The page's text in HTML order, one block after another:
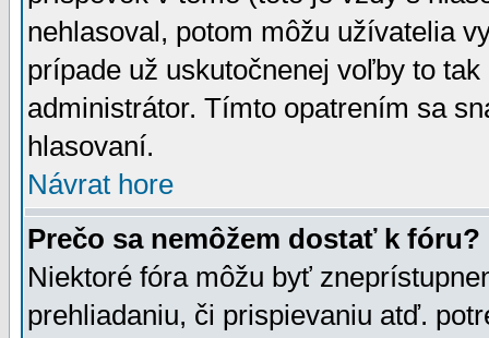
nehlasoval, potom môžu užívatelia
prípade už uskutočnenej voľby to
administrátor. Tímto opatrením sa
hlasovaní.
Návrat hore
Prečo sa nemôžem dostať k fóru?
Niektoré fóra môžu byť
prehliadaniu, či prispievaniu atď.